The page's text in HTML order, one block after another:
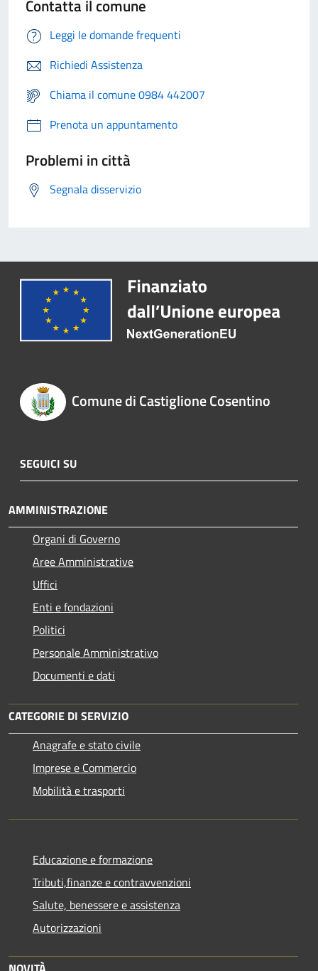
Contatta il comune
Leggi le domande frequenti
Richiedi Assistenza
Chiama il comune 0984 442007
Prenota un appuntamento
Problemi in città
Segnala disservizio
Comune di Castiglione Cosentino
SEGUICI SU
AMMINISTRAZIONE
Organi di Governo
Aree Amministrative
Uffici
Enti e fondazioni
Politici
Personale Amministrativo
Documenti e dati
CATEGORIE DI SERVIZIO
Anagrafe e stato civile
Imprese e Commercio
Mobilità e trasporti
Educazione e formazione
Tributi,finanze e contravvenzioni
Salute, benessere e assistenza
Autorizzazioni